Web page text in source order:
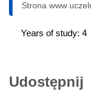
Strona www
Years of study: 4
Udostępnij